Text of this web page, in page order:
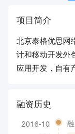
项目简介
北京泰格优思网
计和移动开发外
应用开发，自有
融资历史
2016-10